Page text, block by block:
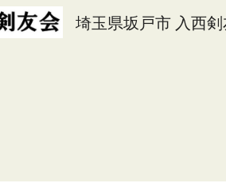
埼玉県坂戸市 入西